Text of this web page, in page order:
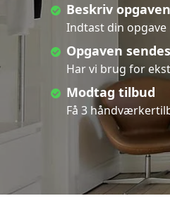
Beskriv opgaven
Indtast din
Opgaven
Har vi brug for
Modtag tilbud
Få 3